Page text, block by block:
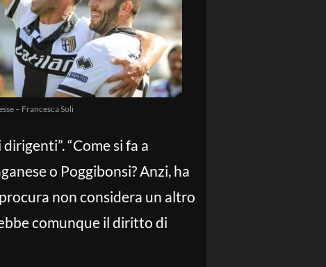
– Francesca Soli
“Come si fa a
o Poggibonsi? Anzi, ha
non considera un altro
comunque il diritto di